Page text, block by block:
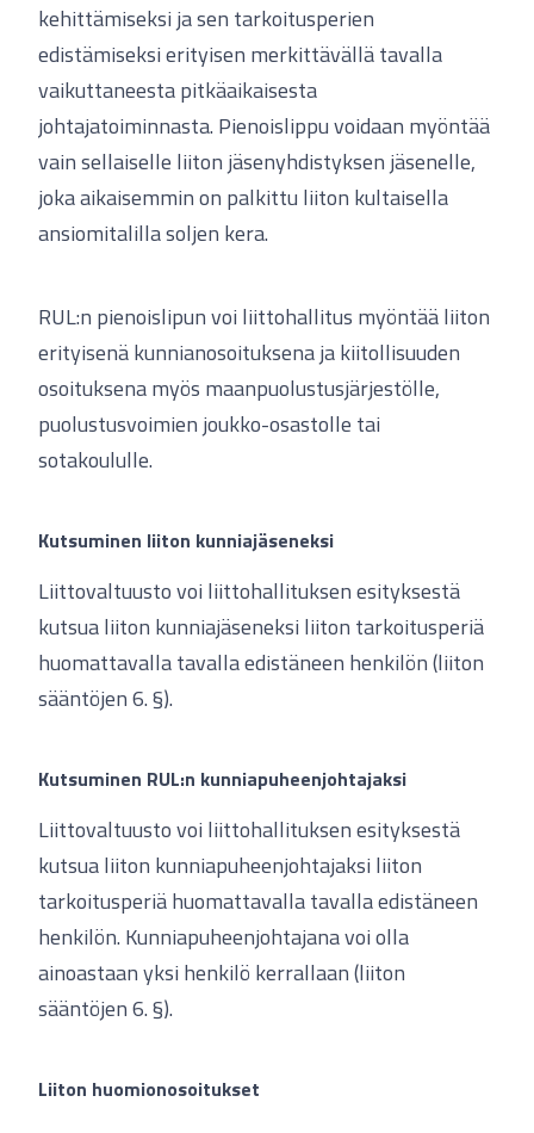
kehittämiseksi ja sen tarkoitusperien
edistämiseksi erityisen merkittävällä tavalla
vaikuttaneesta pitkäaikaisesta
johtajatoiminnasta. Pienoislippu voidaan myöntää
vain sellaiselle liiton jäsenyhdistyksen jäsenelle,
joka aikaisemmin on palkittu liiton kultaisella
ansiomitalilla soljen kera.
RUL:n pienoislipun voi liittohallitus myöntää liiton
erityisenä kunnianosoituksena ja kiitollisuuden
osoituksena myös maanpuolustusjärjestölle,
puolustusvoimien joukko-osastolle tai
sotakoululle.
Kutsuminen liiton kunniajäseneksi
Liittovaltuusto voi liittohallituksen esityksestä
kutsua liiton kunniajäseneksi liiton tarkoitusperiä
huomattavalla tavalla edistäneen henkilön (liiton
sääntöjen 6. §).
Kutsuminen RUL:n kunniapuheenjohtajaksi
Liittovaltuusto voi liittohallituksen esityksestä
kutsua liiton kunniapuheenjohtajaksi liiton
tarkoitusperiä huomattavalla tavalla edistäneen
henkilön. Kunniapuheenjohtajana voi olla
ainoastaan yksi henkilö kerrallaan (liiton
sääntöjen 6. §).
Liiton huomionosoitukset